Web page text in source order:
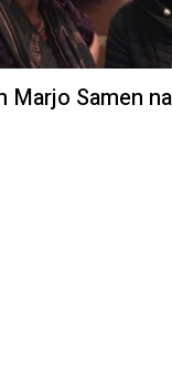
Marjo Samen